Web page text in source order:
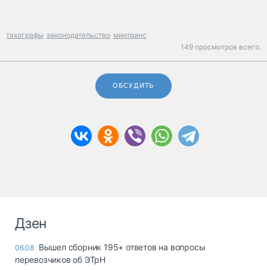
тахографы законодательство минтранс
149 просмотров всего.
ОБСУДИТЬ
Дзен
06.08 Вышел сборник 195+ ответов на вопросы
перевозчиков об ЭТрН